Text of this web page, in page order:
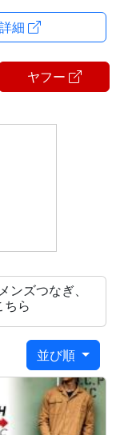
キ/レッド/ブ
願い致しま
格の衣類とサ
意下さい。
安心くださ
サイズ
キーズ デッ
ーバーオール
ィース 大きい
細
ヤフー
ズつなぎ、
ちら
並び順